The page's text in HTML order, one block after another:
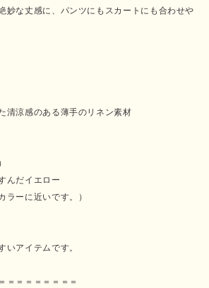
妙な丈感に、パンツにもスカートにも合わせや
清涼感のある薄手のリネン素材
んだイエロー
ラーに近いです。）
いアイテムです。
＝＝＝＝＝＝＝＝